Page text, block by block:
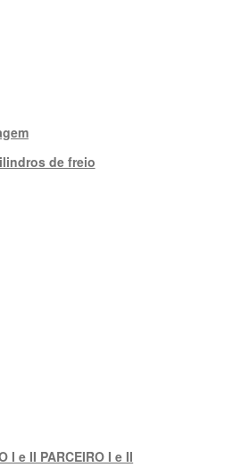
de freio
I e II PARCEIRO I e II